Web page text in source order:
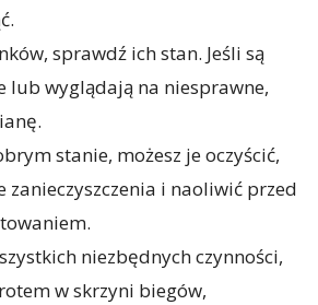
sprawdź ich stan. Jeśli są
lub wyglądają na niesprawne,
stanie, możesz je oczyścić,
zanieczyszczenia i naoliwić przed
niezbędnych czynności,
w skrzyni biegów,